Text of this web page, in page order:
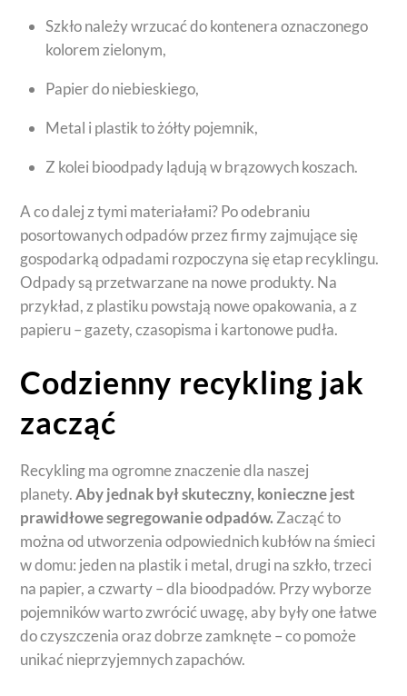
Szkło należy wrzucać do kontenera oznaczonego
kolorem zielonym,
Papier do niebieskiego,
Metal i plastik to żółty pojemnik,
Z kolei bioodpady lądują w brązowych koszach.
A co dalej z tymi materiałami? Po odebraniu
posortowanych odpadów przez firmy zajmujące się
gospodarką odpadami rozpoczyna się etap recyklingu.
Odpady są przetwarzane na nowe produkty. Na
przykład, z plastiku powstają nowe opakowania, a z
papieru – gazety, czasopisma i kartonowe pudła.
Codzienny recykling jak
zacząć
Recykling ma ogromne znaczenie dla naszej
planety.Aby jednak był skuteczny, konieczne jest
prawidłowe segregowanie odpadów.Zacząć to
można od utworzenia odpowiednich kubłów na śmieci
w domu: jeden na plastik i metal, drugi na szkło, trzeci
na papier, a czwarty – dla bioodpadów. Przy wyborze
pojemników warto zwrócić uwagę, aby były one łatwe
do czyszczenia oraz dobrze zamknęte – co pomoże
unikać nieprzyjemnych zapachów.